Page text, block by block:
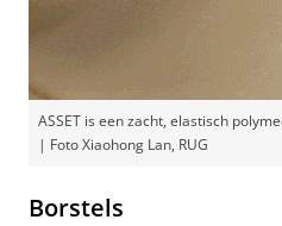
ASSET is een zacht, elastisch
| Foto Xiaohong Lan, RUG
Borstels